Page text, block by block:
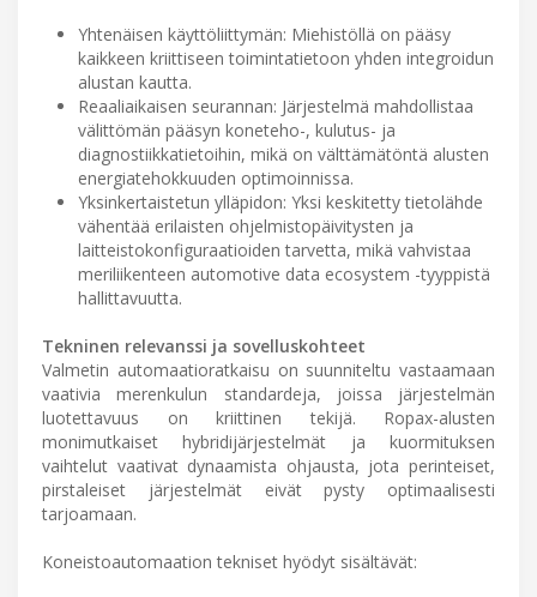
Yhtenäisen käyttöliittymän: Miehistöllä on pääsy
kaikkeen kriittiseen toimintatietoon yhden integroidun
alustan kautta.
Reaaliaikaisen seurannan: Järjestelmä mahdollistaa
välittömän pääsyn koneteho-, kulutus- ja
diagnostiikkatietoihin, mikä on välttämätöntä alusten
energiatehokkuuden optimoinnissa.
Yksinkertaistetun ylläpidon: Yksi keskitetty tietolähde
vähentää erilaisten ohjelmistopäivitysten ja
laitteistokonfiguraatioiden tarvetta, mikä vahvistaa
meriliikenteen automotive data ecosystem -tyyppistä
hallittavuutta.
Tekninen relevanssi ja sovelluskohteet
Valmetin automaatioratkaisu on suunniteltu vastaamaan
vaativia merenkulun standardeja, joissa järjestelmän
luotettavuus on kriittinen tekijä. Ropax-alusten
monimutkaiset hybridijärjestelmät ja kuormituksen
vaihtelut vaativat dynaamista ohjausta, jota perinteiset,
pirstaleiset järjestelmät eivät pysty optimaalisesti
tarjoamaan.
Koneistoautomaation tekniset hyödyt sisältävät: